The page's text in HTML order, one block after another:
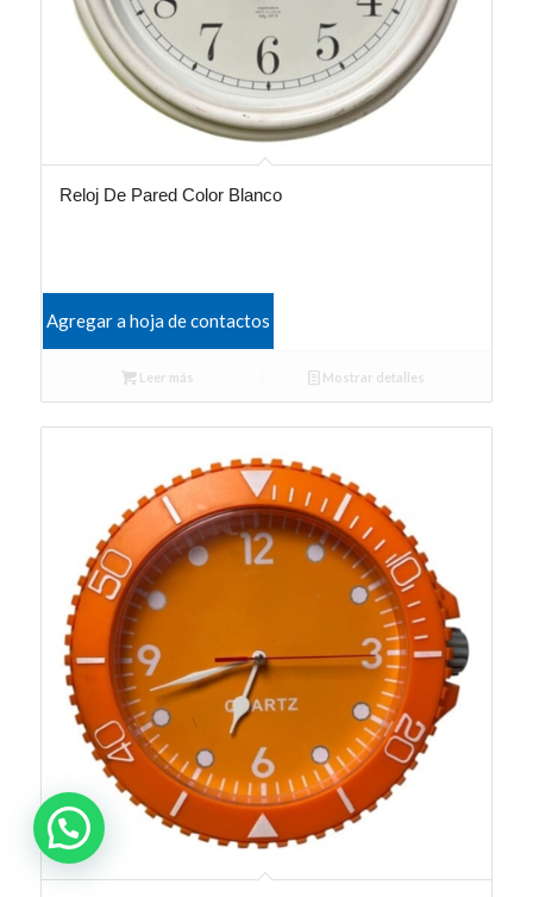
Reloj De Pared Color Blanco
Agregar a hoja de contactos
Leer más Mostrar detalles